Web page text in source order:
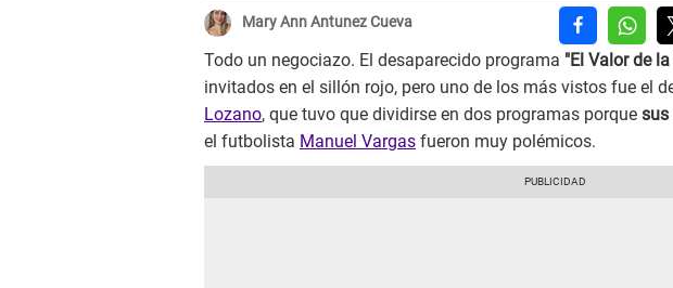
Mary Ann Antunez Cueva
Todo un negociazo. El desaparecido programa "El Valor de
invitados en el sillón rojo, pero uno de los más vistos fue el
Lozano, que tuvo que dividirse en dos programas porque sus
el futbolista Manuel Vargas fueron muy polémicos.